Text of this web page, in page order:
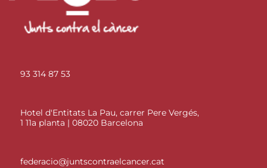
93 314 87 53
Hotel d'Entitats La Pau, carrer Pere Vergés,
1 11a planta | 08020 Barcelona
federacio@juntscontraelcancer.cat